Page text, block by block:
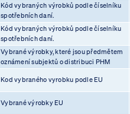
Kód vybraných výrobků podle číselníku
spotřebních daní.
Kód vybraných výrobků podle číselníku
spotřebních daní.
Vybrané výrobky, které jsou předmětem
oznámení subjektů o distribuci PHM
Kod vybraného vyrobku podle EU
Vybrané výrobky EU